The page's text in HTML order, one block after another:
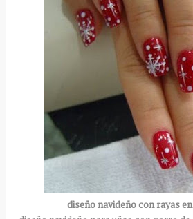
diseño navideño con rayas